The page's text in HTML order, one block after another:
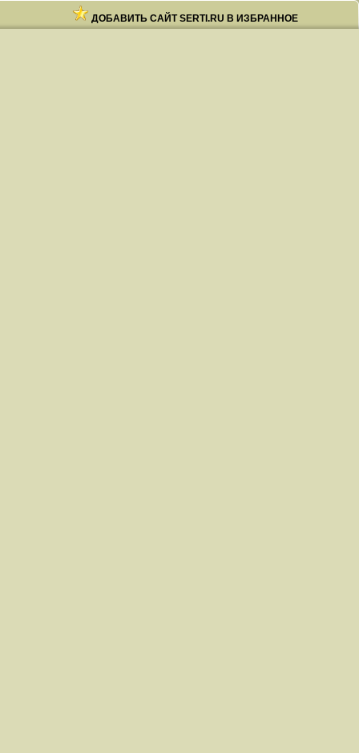
ДОБАВИТЬ САЙТ SERTI.RU В ИЗБРАННОЕ